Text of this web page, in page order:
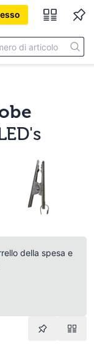
della spesa e